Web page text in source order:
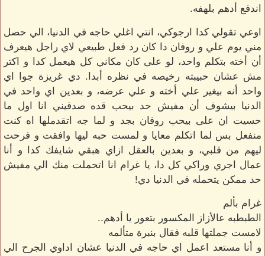
اندفع أدهم بلهفه.
اوعي تقولي كدا ارجوكي، انتي اغلي حاجه في الدنيا، الي حصل
مني يوم علي و روفان دا كان رد فعل طبيعي لاي راجل هيعرف
أن أخته بتكلم واحد، لو على كان مكاني كل هيعمل كدا و اكتر
مش عشان حبيبته رخيصه في نظره أبدا. دي غريزة جوا اي
واحد أنه بيغير علي أخته و علي عرضه، و بعدين اي واحد في
الدنيا بيشوف أن مفيش حد بيحب قده صدقيني انا اول ما
حسيت ان على بيحب روفان بجد و لما جه اتقدملها اه كنت
منفعل بس لما اتكلم معايا و لمست حبه ليها وافقت و فرحت
ليهم من قلبي، و بعدين بالعقل ازاي هبقي شايفك كدا و أنا
عمال اجري وراكي كل دا، يا غرام انا اتحملت منك الي مفيش
حد ممكن يتحمله في الدنيا دي!
غرام بألم
الطبطبه عالأزاز المكسور بتعور يا أدهم..
لامست جملتها قلبه فقال بنبرة متألمه
و أنا مستعد اعمل اي حاجه في الدنيا عشان اداوي الجرح الي